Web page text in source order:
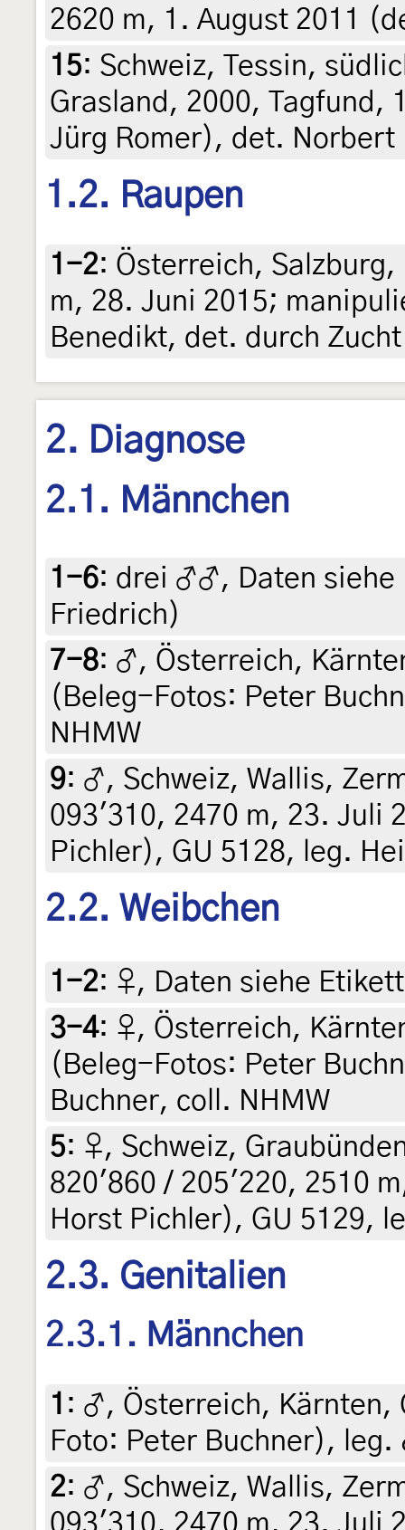
2620 m, 1. August 2011
15: Schweiz, Tessin,
Grasland, 2000, Tagfund,
Jürg Romer), det. Norbert
1.2. Raupen
1-2: Österreich,
m, 28. Juni 2015;
Benedikt, det. durch
2. Diagnose
2.1. Männchen
1-6: drei ♂♂, Daten siehe
Friedrich)
7-8: ♂, Österreich,
(Beleg-Fotos: Peter
NHMW
9: ♂, Schweiz, Wallis,
093'310, 2470 m, 23. Juli
Pichler), GU 5128, leg.
2.2. Weibchen
1-2: ♀, Daten siehe
3-4: ♀, Österreich,
(Beleg-Fotos: Peter
Buchner, coll. NHMW
5: ♀, Schweiz,
820'860 / 205'220, 2510
Horst Pichler), GU 5129,
2.3. Genitalien
2.3.1. Männchen
1 : ♂, Österreich, Kärnten,
Foto: Peter Buchner),
2: ♂, Schweiz, Wallis,
093'310, 2470 m, 23. Juli